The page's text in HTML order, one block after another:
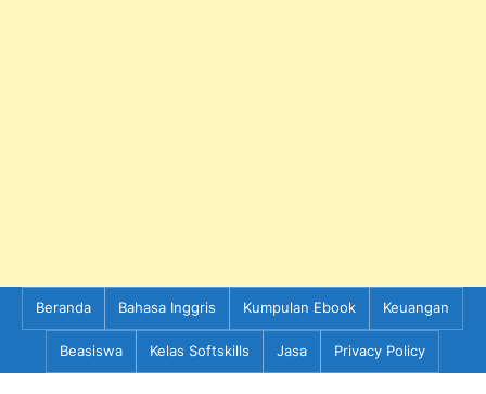
content
Beranda Bahasa Inggris Kumpulan Ebook Keuangan
Beasiswa Kelas Softskills Jasa Privacy Policy